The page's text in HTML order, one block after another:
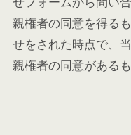
親権者の同意を得る
せをされた時点で、
親権者の同意がある